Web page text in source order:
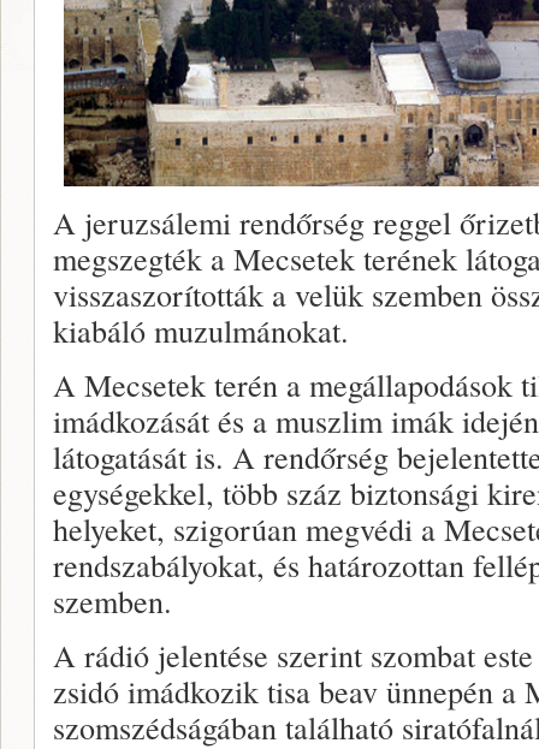
A jeruzsálemi rendőrség reggel
megszegték a Mecsetek terének
visszaszorították a velük szemben
kiabáló muzulmánokat.
A Mecsetek terén a megállapodások
imádkozását és a muszlim imák
látogatását is. A rendőrség
egységekkel, több száz biztonsági
helyeket, szigorúan megvédi a
rendszabályokat, és határozottan
szemben.
A rádió jelentése szerint szombat
zsidó imádkozik tisa beav ünnepén a
szomszédságában található